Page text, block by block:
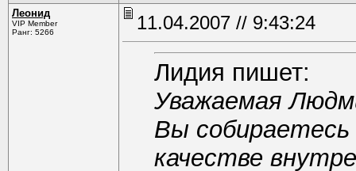
Леонид
VIP Member
Ранг: 5266
11.04.2007 // 9:43:24
Лидия пишет:
Уважаемая
Вы собираетесь
качестве